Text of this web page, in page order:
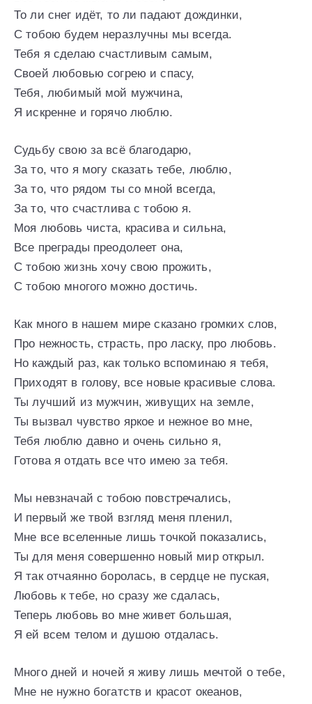
То ли снег идёт, то ли падают дождинки,
С тобою будем неразлучны мы всегда.
Тебя я сделаю счастливым самым,
Своей любовью согрею и спасу,
Тебя, любимый мой мужчина,
Я искренне и горячо люблю.
Судьбу свою за всё благодарю,
За то, что я могу сказать тебе, люблю,
За то, что рядом ты со мной всегда,
За то, что счастлива с тобою я.
Моя любовь чиста, красива и сильна,
Все преграды преодолеет она,
С тобою жизнь хочу свою прожить,
С тобою многого можно достичь.
Как много в нашем мире сказано громких слов,
Про нежность, страсть, про ласку, про любовь.
Но каждый раз, как только вспоминаю я тебя,
Приходят в голову, все новые красивые слова.
Ты лучший из мужчин, живущих на земле,
Ты вызвал чувство яркое и нежное во мне,
Тебя люблю давно и очень сильно я,
Готова я отдать все что имею за тебя.
Мы невзначай с тобою повстречались,
И первый же твой взгляд меня пленил,
Мне все вселенные лишь точкой показались,
Ты для меня совершенно новый мир открыл.
Я так отчаянно боролась, в сердце не пуская,
Любовь к тебе, но сразу же сдалась,
Теперь любовь во мне живет большая,
Я ей всем телом и душою отдалась.
Много дней и ночей я живу лишь мечтой о тебе,
Мне не нужно богатств и красот океанов,